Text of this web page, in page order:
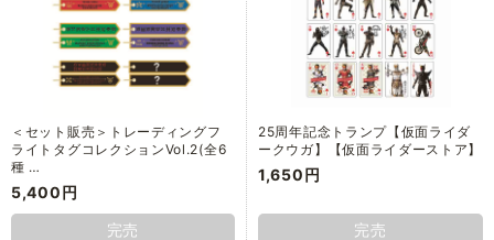
＜セット販売＞トレーディングフ
ライトタグコレクションVol.2(全6
種 …
5,400円
完売
25周年記念トランプ【仮面ライダ
ークウガ】【仮面ライダーストア】
1,650円
完売